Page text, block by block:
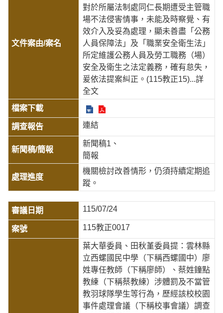
對於所屬法制處同仁長期遭受主管職
場不法侵害情事，未能及時察覺、有
效介入及妥為處理，顯未善盡「公務
人員保障法」及「職業安全衛生法」
所定維護公務人員及勞工職務（場）
安全及衛生之法定義務，確有怠失，
爰依法提案糾正。(115教正15)...詳
全文
連結
新聞稿1
簡報
機關檢討改善情形，仍須持續定期追
蹤。
115/07/24
115教正0017
葉大華委員、田秋堇委員提：雲林縣
立西螺國民中學（下稱西螺國中）廖
姓專任教師（下稱廖師）、蔡姓鐘點
教練（下稱蔡教練）涉體罰及不當管
教羽球隊學生等行為，歷經該校校園
事件處理會議（下稱校事會議）調查